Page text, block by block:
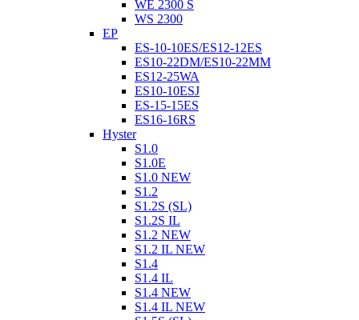
WE 2300 S
WS 2300
EP
ES-10-10ES/ES12-12ES
ES10-22DM/ES10-22MM
ES12-25WA
ES10-10ESJ
ES-15-15ES
ES16-16RS
Hyster
S1.0
S1.0E
S1.0 NEW
S1.2
S1.2S (SL)
S1.2S IL
S1.2 NEW
S1.2 IL NEW
S1.4
S1.4 IL
S1.4 NEW
S1.4 IL NEW